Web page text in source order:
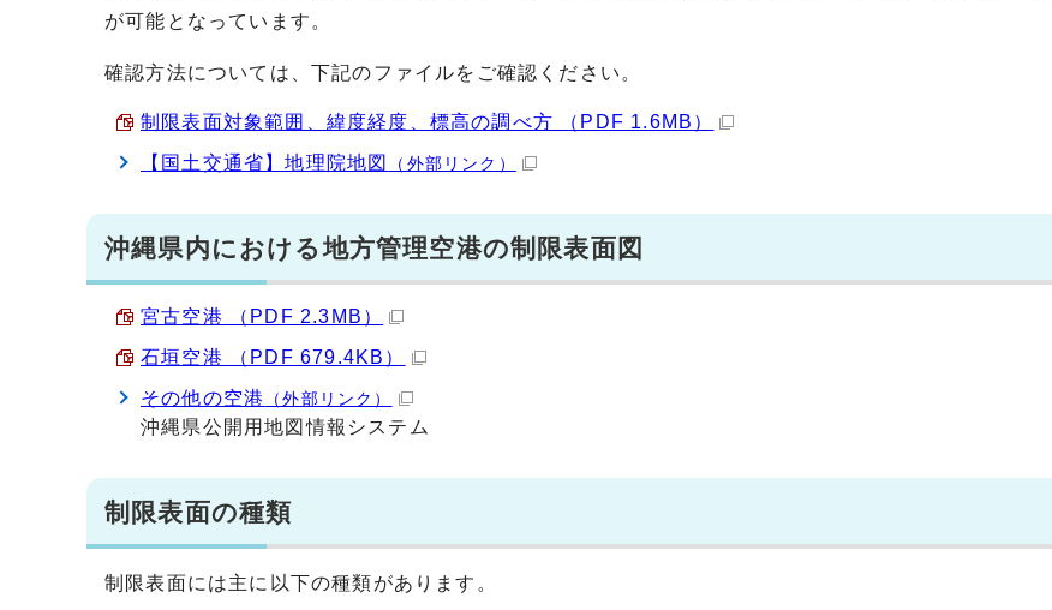
が可能となっています。
確認方法については、下記のファイルをご確認ください。
制限表面対象範囲、緯度経度、標高の調べ方 （PDF 1.6MB）
【国土交通省】地理院地図
（外部リンク）
沖縄県内における地方管理空港の制限表面図
宮古空港 （PDF 2.3MB）
石垣空港 （PDF 679.4KB）
その他の空港
（外部リンク）
沖縄県公開用地図情報システム
制限表面の種類
制限表面には主に以下の種類があります。